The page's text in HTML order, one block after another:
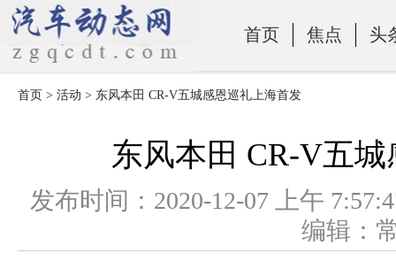
首页 焦点 头
零部件
首页 > 活动 > 东风本田 CR-V五城感恩巡礼上海首发
东风本田 CR-V五
发布时间：2020-12-07 上午
编辑